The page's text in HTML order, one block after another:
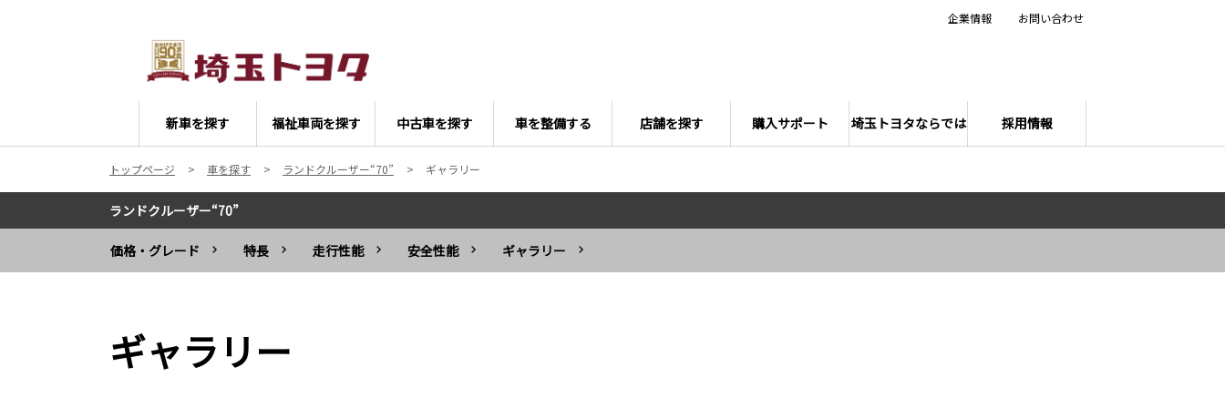
新車を探す 福祉車両を探す 中古車を探す 車を整備する 店舗を探す 購入サポート 埼玉トヨタならでは 採用情報
企業情報 お問い合わせ
トップページ 車を探す ランドクルーザー“70” ギャラリー
ランドクルーザー“70”
価格・グレード 特長 走行性能 安全性能 ギャラリー
ギャラリー